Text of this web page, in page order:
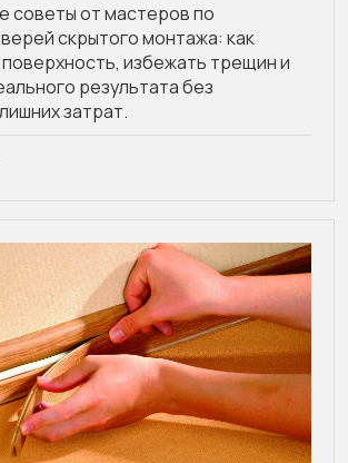
советы от мастеров по
скрытого монтажа: как
избежать трещин и
результата без
затрат.